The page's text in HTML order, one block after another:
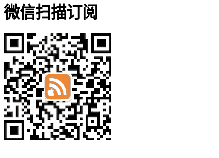
微信扫描订阅